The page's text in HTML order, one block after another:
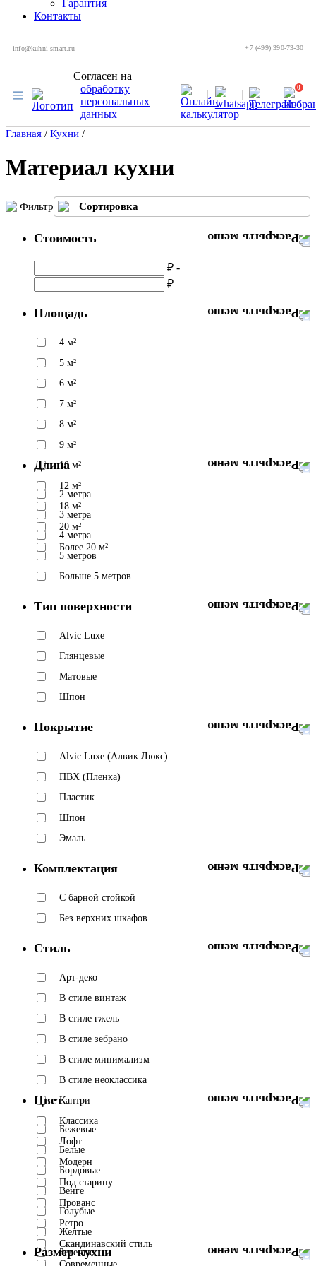
Гарантия
Контакты
info@kuhni-smart.ru +7 (499) 390-73-30
Согласен на
обработку
персональных
данных
0
Главная / Кухни /
Материал кухни
Фильтр Сортировка
Стоимость
₽ -
₽
Площадь
4 м²
5 м²
6 м²
7 м²
8 м²
9 м²
10 м²
12 м²
18 м²
20 м²
Более 20 м²
Длина
2 метра
3 метра
4 метра
5 метров
Больше 5 метров
Тип поверхности
Alvic Luxe
Глянцевые
Матовые
Шпон
Покрытие
Alvic Luxe (Алвик Люкс)
ПВХ (Пленка)
Пластик
Шпон
Эмаль
Комплектация
C барной стойкой
Без верхних шкафов
Стиль
Арт-деко
В стиле винтаж
В стиле гжель
В стиле зебрано
В стиле минимализм
В стиле неоклассика
Кантри
Классика
Лофт
Модерн
Под старину
Прованс
Ретро
Скандинавский стиль
Цвет
Бежевые
Белые
Бордовые
Венге
Голубые
Желтые
Зеленые
Размер кухни